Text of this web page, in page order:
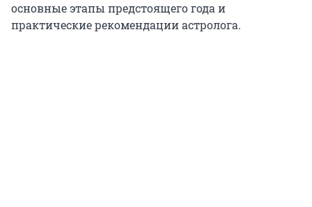
основные этапы предстоящего года и
практические рекомендации астролога.